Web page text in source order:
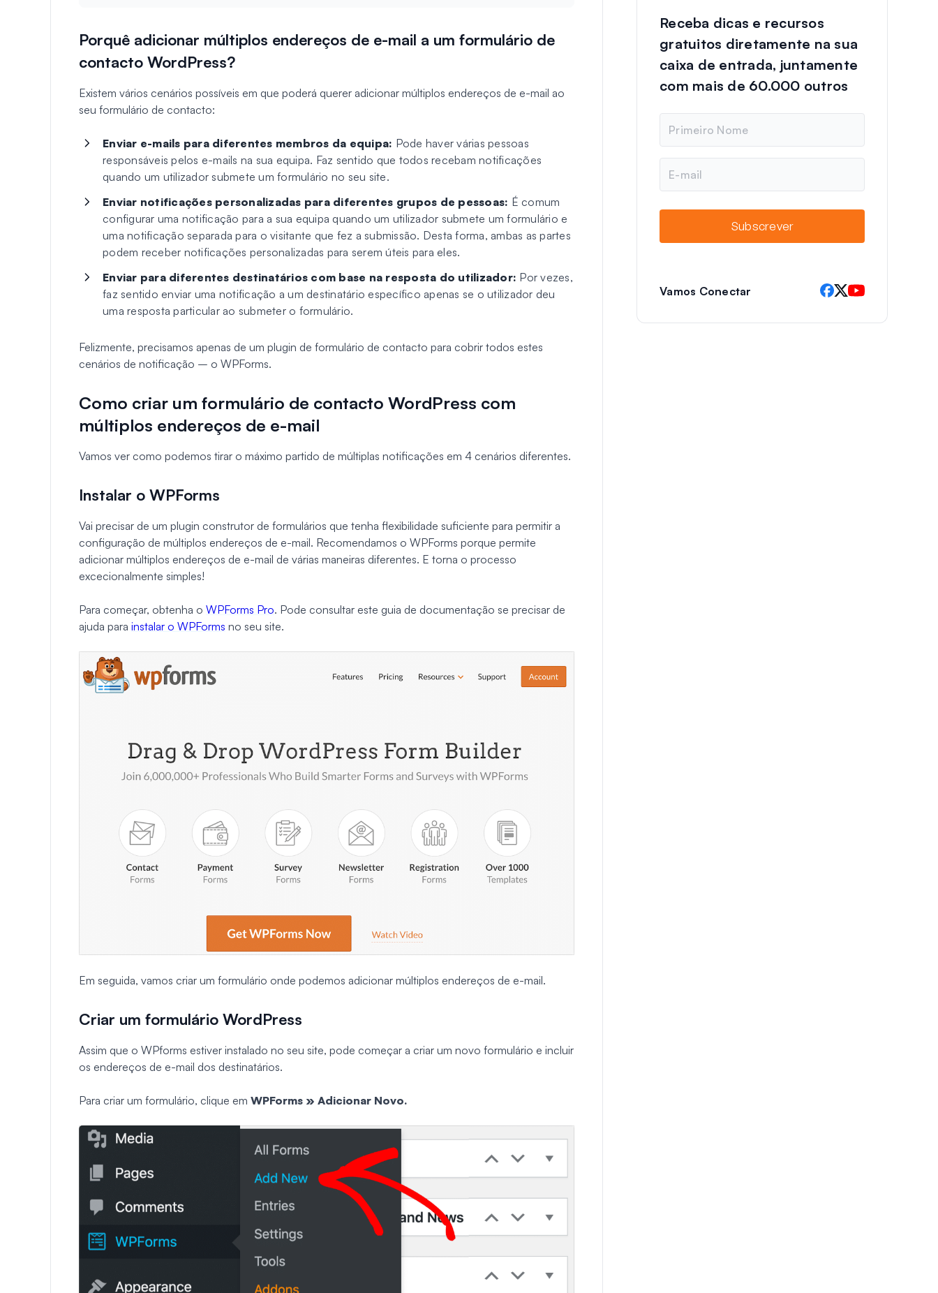
Porquê adicionar múltiplos endereços de e-mail a um formulário de
contacto WordPress?
Existem vários cenários possíveis em que poderá querer adicionar múltiplos endereços de e-mail ao
seu formulário de contacto:
Enviar e-mails para diferentes membros da equipa: Pode haver várias pessoas
responsáveis pelos e-mails na sua equipa. Faz sentido que todos recebam notificações
quando um utilizador submete um formulário no seu site.
Enviar notificações personalizadas para diferentes grupos de pessoas: É comum
configurar uma notificação para a sua equipa quando um utilizador submete um formulário e
uma notificação separada para o visitante que fez a submissão. Desta forma, ambas as partes
podem receber notificações personalizadas para serem úteis para eles.
Enviar para diferentes destinatários com base na resposta do utilizador: Por vezes,
faz sentido enviar uma notificação a um destinatário específico apenas se o utilizador deu
uma resposta particular ao submeter o formulário.
Felizmente, precisamos apenas de um plugin de formulário de contacto para cobrir todos estes
cenários de notificação – o WPForms.
Como criar um formulário de contacto WordPress com
múltiplos endereços de e-mail
Vamos ver como podemos tirar o máximo partido de múltiplas notificações em 4 cenários diferentes.
Instalar o WPForms
Vai precisar de um plugin construtor de formulários que tenha flexibilidade suficiente para permitir a
configuração de múltiplos endereços de e-mail. Recomendamos o WPForms porque permite
adicionar múltiplos endereços de e-mail de várias maneiras diferentes. E torna o processo
excecionalmente simples!
Para começar, obtenha o WPForms Pro. Pode consultar este guia de documentação se precisar de
ajuda para instalar o WPForms no seu site.
Em seguida, vamos criar um formulário onde podemos adicionar múltiplos endereços de e-mail.
Criar um formulário WordPress
Assim que o WPforms estiver instalado no seu site, pode começar a criar um novo formulário e incluir
os endereços de e-mail dos destinatários.
Para criar um formulário, clique em WPForms » Adicionar Novo.
Receba dicas e recursos
gratuitos diretamente na sua
caixa de entrada, juntamente
com mais de 60.000 outros
m
e
m
Subscrever
Vamos Conectar